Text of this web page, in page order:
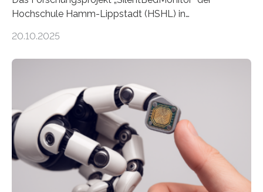
Hochschule Hamm-Lippstadt (HSHL) in
auf Personen ab, die bettlägerig sind oder in ihrer
Entwicklung der Sensorik und Datenübertragung. Die
HSHL verantwortet die wissenschaftliche Begleitung
sowie die KI-gestützte Datenauswertung. Das Ziel ist
die Entwicklung eines berührungslosen
Assistenzsystems, das den Zustand der Person
kontinuierlich erfasst, pflegende Personen unterstützt
und in Notfällen selbstständig Alarm schlägt. „Die Idee
20.10.2025